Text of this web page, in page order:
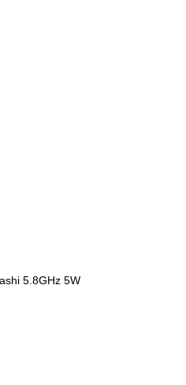
5.8GHz 5W